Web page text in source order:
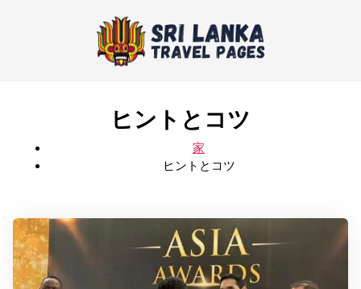
ヒントとコツ
家
ヒントとコツ